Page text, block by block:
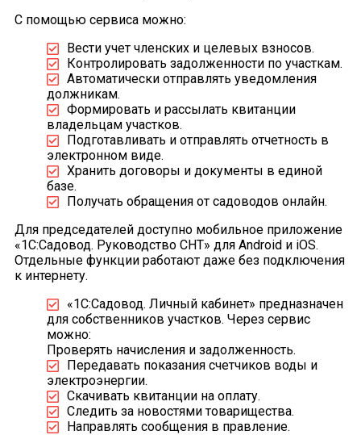
С помощью сервиса можно:
Вести учет членских и целевых взносов.
Контролировать задолженности по участкам.
Автоматически отправлять уведомления
должникам.
Формировать и рассылать квитанции
владельцам участков.
Подготавливать и отправлять отчетность в
электронном виде.
Хранить договоры и документы в единой
базе.
Получать обращения от садоводов онлайн.
Для председателей доступно мобильное приложение
«1С:Садовод. Руководство СНТ» для Android и iOS.
Отдельные функции работают даже без подключения
к интернету.
«1С:Садовод. Личный кабинет» предназначен
для собственников участков. Через сервис
можно:
Проверять начисления и задолженность.
Передавать показания счетчиков воды и
электроэнергии.
Скачивать квитанции на оплату.
Следить за новостями товарищества.
Направлять сообщения в правление.